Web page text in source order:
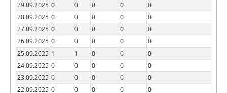
29.09.2025 0 0 0 0
0
28.09.2025 0 0 0 0
0
27.09.2025 0 0 0 0
0
26.09.2025 0 0 0 0
0
25.09.2025 1 1 0 0
0
24.09.2025 0 0 0 0
0
23.09.2025 0 0 0 0
0
22.09.2025 0 0 0 0
0